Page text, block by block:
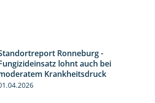
Ronneburg -
lohnt auch bei
Krankheitsdruck